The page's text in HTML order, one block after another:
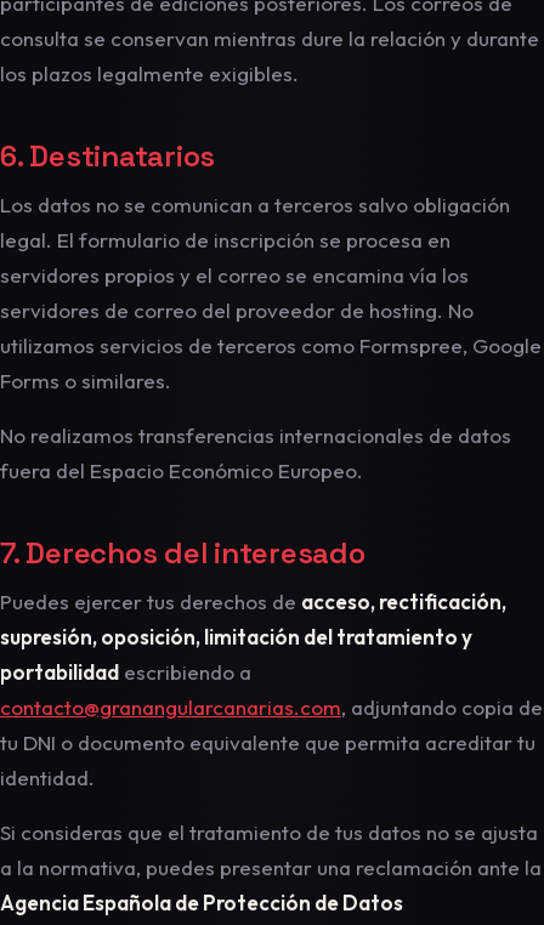
consulta se conservan mientras dure la relación y durante
los plazos legalmente exigibles.
6. Destinatarios
Los datos no se comunican a terceros salvo obligación
legal. El formulario de inscripción se procesa en
servidores propios y el correo se encamina vía los
servidores de correo del proveedor de hosting. No
utilizamos servicios de terceros como Formspree, Google
Forms o similares.
No realizamos transferencias internacionales de datos
fuera del Espacio Económico Europeo.
7. Derechos del interesado
Puedes ejercer tus derechos de acceso, rectificación,
supresión, oposición, limitación del tratamiento y
portabilidad escribiendo a
contacto@granangularcanarias.com, adjuntando copia de
tu DNI o documento equivalente que permita acreditar tu
identidad.
Si consideras que el tratamiento de tus datos no se ajusta
a la normativa, puedes presentar una reclamación ante la
Agencia Española de Protección de Datos